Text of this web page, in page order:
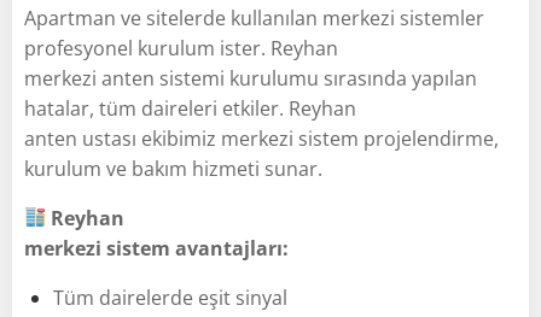
Apartman ve sitelerde kullanılan merkezi sistemler
profesyonel kurulum ister. Reyhan
merkezi anten sistemi kurulumu sırasında yapılan
hatalar, tüm daireleri etkiler. Reyhan
anten ustası ekibimiz merkezi sistem projelendirme,
kurulum ve bakım hizmeti sunar.
Reyhan
merkezi sistem avantajları:
Tüm dairelerde eşit sinyal